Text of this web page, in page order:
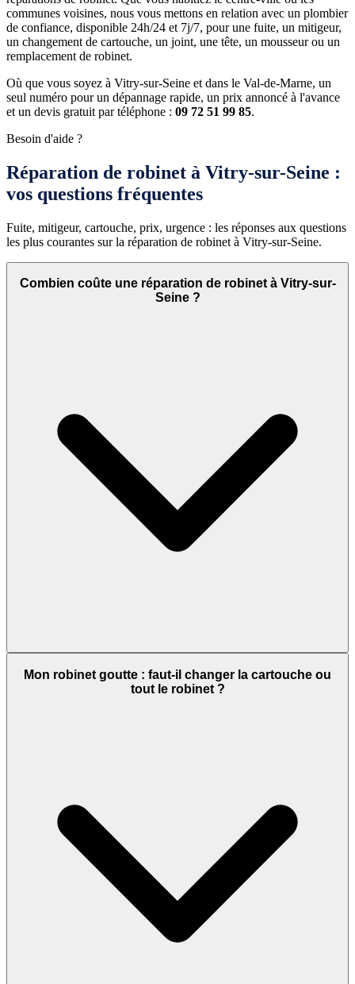
communes voisines, nous vous mettons en relation avec un plombier
de confiance, disponible 24h/24 et 7j/7, pour une fuite, un mitigeur,
un changement de cartouche, un joint, une tête, un mousseur ou un
remplacement de robinet.
Où que vous soyez à Vitry-sur-Seine et dans le Val-de-Marne, un
seul numéro pour un dépannage rapide, un prix annoncé à l'avance
et un devis gratuit par téléphone : 09 72 51 99 85.
Besoin d'aide ?
Réparation de robinet à Vitry-sur-Seine :
vos questions fréquentes
Fuite, mitigeur, cartouche, prix, urgence : les réponses aux questions
les plus courantes sur la réparation de robinet à Vitry-sur-Seine.
Combien coûte une réparation de robinet à Vitry-sur-
Seine ?
Mon robinet goutte : faut-il changer la cartouche ou
tout le robinet ?